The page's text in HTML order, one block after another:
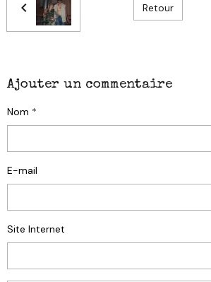
Retour
Ajouter un commentaire
Nom
E-mail
Site Internet